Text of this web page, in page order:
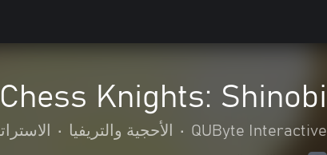
Chess Knights: Shinobi
QUByte Interactive
• الأحجية والتريفيا •